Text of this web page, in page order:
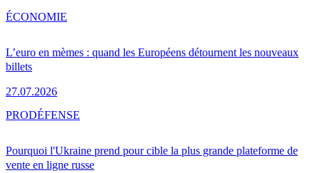
L’euro en mèmes : quand les Européens détournent les nouveaux
billets
27.07.2026
ÉCONOMIE
Pourquoi l'Ukraine prend pour cible la plus grande plateforme de
vente en ligne russe
PRODÉFENSE